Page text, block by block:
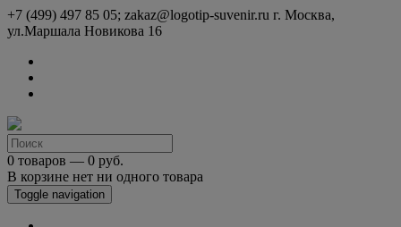
+7 (499) 497 85 05; zakaz@logotip-suvenir.ru г. Москва,
ул.Маршала Новикова 16
0 товаров — 0 руб.
В корзине нет ни одного товара
Toggle navigation